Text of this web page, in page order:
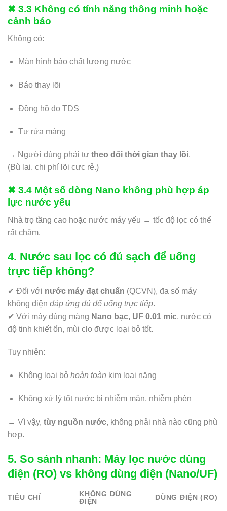
✖ 3.3 Không có tính năng thông minh hoặc
cảnh báo
Không có:
Màn hình báo chất lượng nước
Báo thay lõi
Đồng hồ đo TDS
Tự rửa màng
→ Người dùng phải tự theo dõi thời gian thay lõi.
(Bù lại, chi phí lõi cực rẻ.)
✖ 3.4 Một số dòng Nano không phù hợp áp
lực nước yếu
Nhà trọ tầng cao hoặc nước máy yếu → tốc độ lọc có thể
rất chậm.
4. Nước sau lọc có đủ sạch để uống
trực tiếp không?
✔ Đối với nước máy đạt chuẩn (QCVN), đa số máy
không điện đáp ứng đủ để uống trực tiếp.
✔ Với máy dùng màng Nano bạc, UF 0.01 mic, nước có
độ tinh khiết ổn, mùi clo được loại bỏ tốt.
Tuy nhiên:
Không loại bỏ hoàn toàn kim loại nặng
Không xử lý tốt nước bị nhiễm mặn, nhiễm phèn
→ Vì vậy, tùy nguồn nước, không phải nhà nào cũng phù
hợp.
5. So sánh nhanh: Máy lọc nước dùng
điện (RO) vs không dùng điện (Nano/UF)
TIÊU CHÍ
KHÔNG DÙNG
ĐIỆN
DÙNG ĐIỆN (RO)